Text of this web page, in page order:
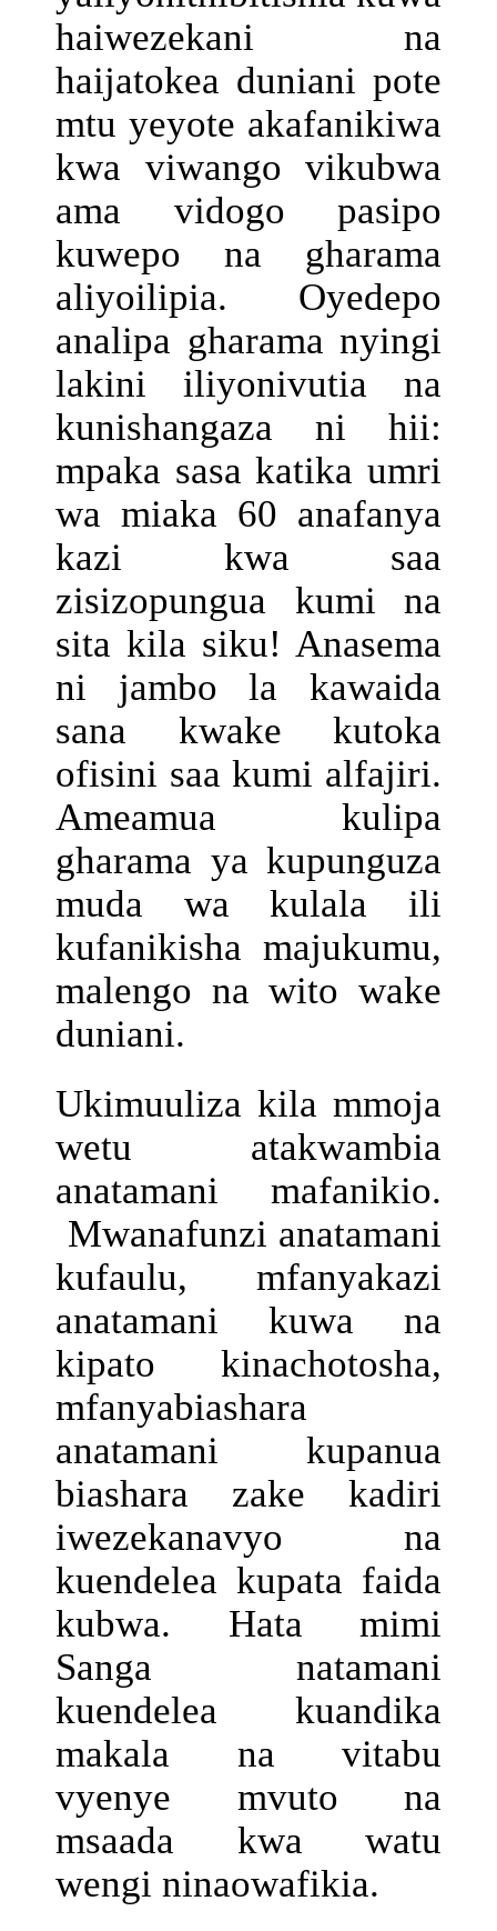
haiwezekani na
haijatokea duniani pote
mtu yeyote akafanikiwa
kwa viwango vikubwa
ama vidogo pasipo
kuwepo na gharama
aliyoilipia. Oyedepo
analipa gharama nyingi
lakini iliyonivutia na
kunishangaza ni hii:
mpaka sasa katika umri
wa miaka 60 anafanya
kazi kwa saa
zisizopungua kumi na
sita kila siku! Anasema
ni jambo la kawaida
sana kwake kutoka
ofisini saa kumi alfajiri.
Ameamua kulipa
gharama ya kupunguza
muda wa kulala ili
kufanikisha majukumu,
malengo na wito wake
duniani.
Ukimuuliza kila mmoja
wetu atakwambia
anatamani mafanikio.
Mwanafunzi anatamani
kufaulu, mfanyakazi
anatamani kuwa na
kipato kinachotosha,
mfanyabiashara
anatamani kupanua
biashara zake kadiri
iwezekanavyo na
kuendelea kupata faida
kubwa. Hata mimi
Sanga natamani
kuendelea kuandika
makala na vitabu
vyenye mvuto na
msaada kwa watu
wengi ninaowafikia.